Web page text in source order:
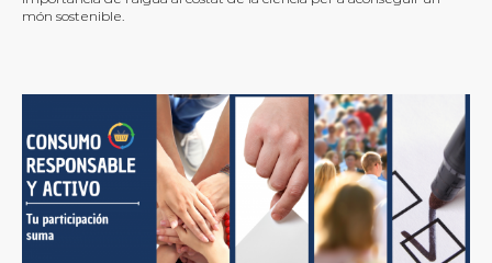
món sostenible.